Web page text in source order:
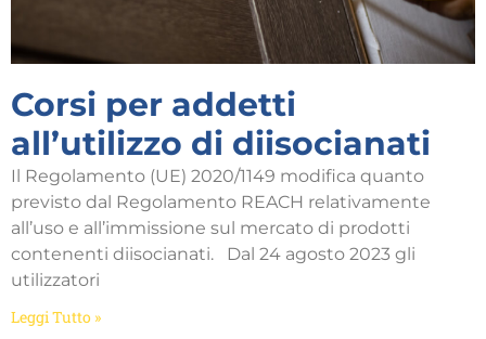
Corsi per addetti
all’utilizzo di diisocianati
Il Regolamento (UE) 2020/1149 modifica quanto
previsto dal Regolamento REACH relativamente
all’uso e all’immissione sul mercato di prodotti
contenenti diisocianati. Dal 24 agosto 2023 gli
utilizzatori
Leggi Tutto »